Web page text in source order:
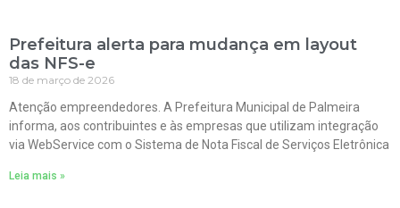
Prefeitura alerta para mudança em layout
das NFS-e
18 de março de 2026
Atenção empreendedores. A Prefeitura Municipal de Palmeira
informa, aos contribuintes e às empresas que utilizam integração
via WebService com o Sistema de Nota Fiscal de Serviços Eletrônica
Leia mais »